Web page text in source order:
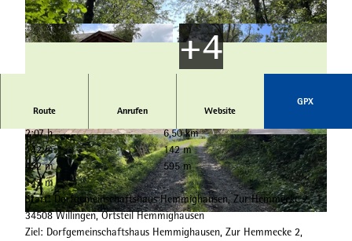
© Sophia Beyer, Tourist-Information Willingen | CC-BY-SA
© Sophia Beyer, Tourist-Information Willingen
|CC-BY-SA
© Sophia Beyer, Tourist-Information Willingen
| CC-BY-SA
Route Anrufen Website
GPX
2:07 h
6,50 km
142 m
142 m
452 m
595 m
143 m
Start: Dorfgemeinschaftshaus Hemmighausen, Zur Hemmecke 2,
34508 Willingen, Ortsteil Hemmighausen
Ziel: Dorfgemeinschaftshaus Hemmighausen, Zur Hemmecke 2,